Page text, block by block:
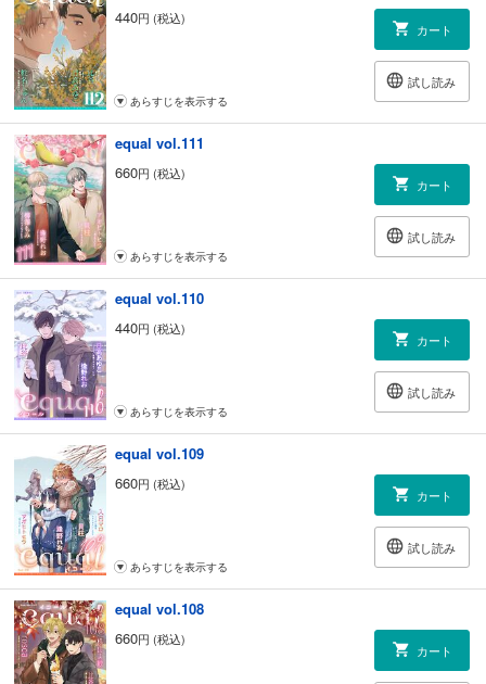
440円 (税込)
カート
試し読み
あらすじを表示する
equal vol.111
660円 (税込)
カート
試し読み
あらすじを表示する
equal vol.110
440円 (税込)
カート
試し読み
あらすじを表示する
equal vol.109
660円 (税込)
カート
試し読み
あらすじを表示する
equal vol.108
660円 (税込)
カート